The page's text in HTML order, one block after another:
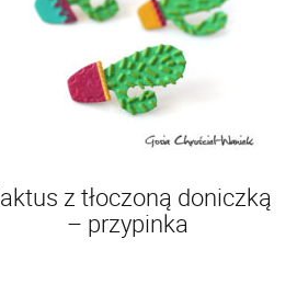
z tłoczoną doniczką
– przypinka